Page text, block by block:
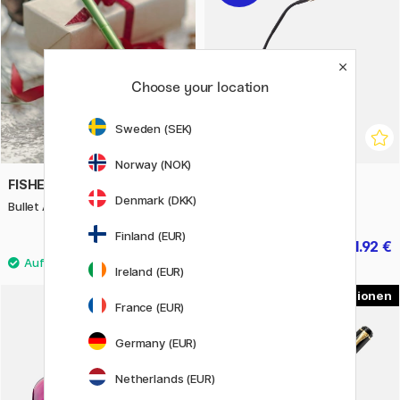
FISHER SPACE PEN
Bullet Aurora Borealis
52.50 € 111.92 €
Choose your location
Sweden (SEK)
Norway (NOK)
Denmark (DKK)
Finland (EUR)
Ireland (EUR)
France (EUR)
Germany (EUR)
Netherlands (EUR)